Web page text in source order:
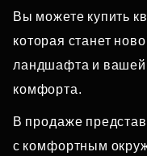
Вы можете купить
которая станет
ландшафта и вашей
комфорта.
В продаже
с комфортным